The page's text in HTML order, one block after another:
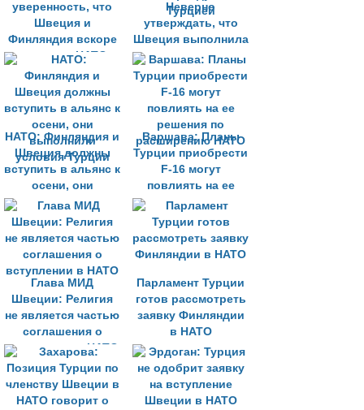
уверенность, что
Швеция и
Финляндия вскоре
вступят в НАТО
Неверно
утверждать, что
Швеция выполнила
условия
меморандума с
Турцией
НАТО: Финляндия и
Швеция должны
вступить в альянс к
осени, они
выполнили
условия Турции
Варшава: Планы
Турции приобрести
F-16 могут
повлиять на ее
решения по
расширению НАТО
Глава МИД
Швеции: Религия
не является частью
соглашения о
вступлении в НАТО
Парламент Турции
готов рассмотреть
заявку Финляндии
в НАТО